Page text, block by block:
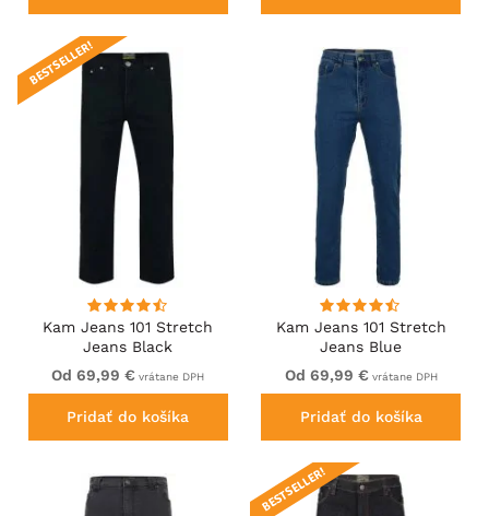
Kam Jeans 101 Stretch
Jeans Black
BESTSELLER!
Od 69,99 € vrátane DPH
Pridať do košíka
Kam Jeans 101 Stretch
Jeans Blue
Od 69,99 € vrátane DPH
Pridať do košíka
BESTSELLER!